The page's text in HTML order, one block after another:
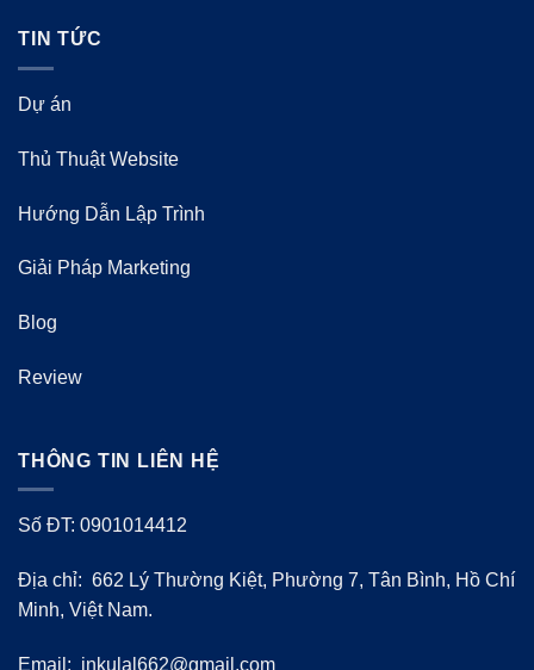
TIN TỨC
Dự án
Thủ Thuật Website
Hướng Dẫn Lập Trình
Giải Pháp Marketing
Blog
Review
THÔNG TIN LIÊN HỆ
Số ĐT: 0901014412
Địa chỉ: 662 Lý Thường Kiệt, Phường 7, Tân Bình, Hồ Chí
Minh, Việt Nam.
Email: inkulal662@gmail.com